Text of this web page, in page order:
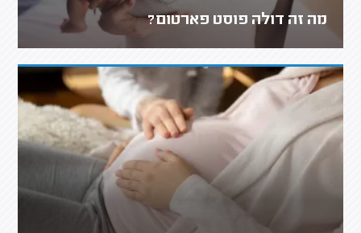
מה זה דולה פוסט פארטום?